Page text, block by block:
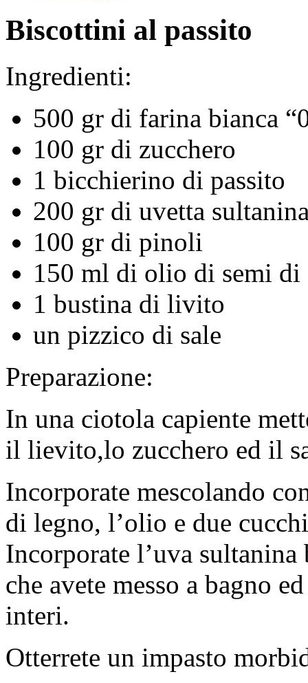
Biscottini al passito
Ingredienti:
500 gr di farina bianca
100 gr di zucchero
1 bicchierino di passito
200 gr di uvetta
100 gr di pinoli
150 ml di olio di semi di
1 bustina di livito
un pizzico di sale
Preparazione:
In una ciotola capiente
il lievito,lo zucchero ed il
Incorporate mescolando
di legno, l’olio e due
Incorporate l’uva sultanina
che avete messo a bagno
interi.
Otterrete un impasto